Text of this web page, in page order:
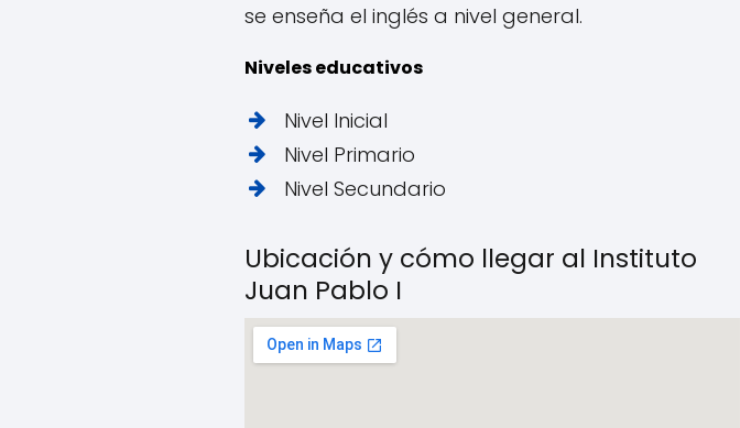
se enseña el inglés a nivel general.
Niveles educativos
Nivel Inicial
Nivel Primario
Nivel Secundario
Ubicación y cómo llegar al Instituto
Juan Pablo I